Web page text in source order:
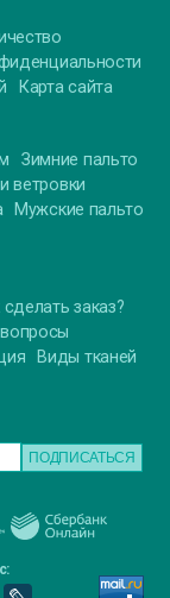
Карта сайта
Зимние пальто
ветровки
Мужские пальто
сделать заказ?
Виды тканей